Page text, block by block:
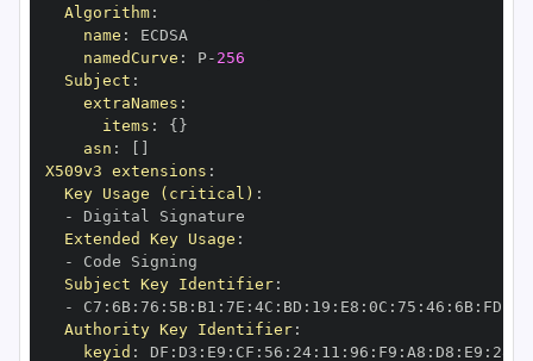
Algorithm:
name :
namedCurve : P- 256
Subject :
extraNames :
items : { }
asn :
X509v3 extensions :
Key Usage (critical) :
-
Extended Key Usage :
-
Subject Key Identifier:
-
C7 : 6B: 76 : 5B: B1 : 7E : 4C : BD : 19 : E8 : 0C : 75 : 46 : 6B: FD
Authority Key Identifier:
keyid : DF : D3 : E9 : CF : 56 : 24: 11 : 96 : F9 : A8 : D8 : E9 : 28